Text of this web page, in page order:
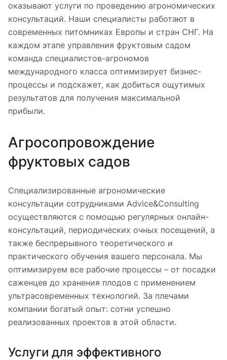
оказывают услуги по проведению агрономических
консультаций. Наши специалисты работают в
современных питомниках Европы и стран СНГ. На
каждом этапе управления фруктовым садом
команда специалистов-агрономов
международного класса оптимизирует бизнес-
процессы и подскажет, как добиться ощутимых
результатов для получения максимальной
прибыли.
Агросопровождение
фруктовых садов
Специализированные агрономические
консультации сотрудниками Advice&Consulting
осуществляются с помощью регулярных онлайн-
консультаций, периодических очных посещений, а
также беспрерывного теоретического и
практического обучения вашего персонала. Мы
оптимизируем все рабочие процессы – от посадки
саженцев до хранения плодов с применением
ультрасовременных технологий. За плечами
компании богатый опыт: сотни успешно
реализованных проектов в этой области.
Услуги для эффективного